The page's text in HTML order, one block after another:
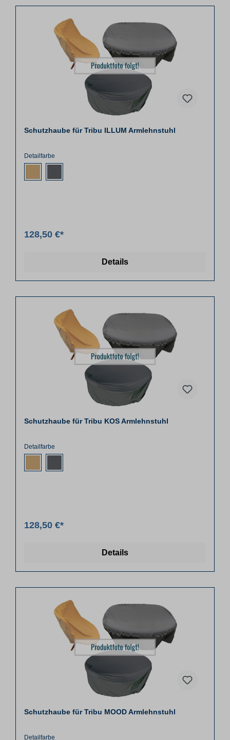
Schutzhaube für Tribu ILLUM Armlehnstuhl
Detailfarbe
128,50 €*
Details
Schutzhaube für Tribu KOS Armlehnstuhl
Detailfarbe
128,50 €*
Details
Schutzhaube für Tribu MOOD Armlehnstuhl
Detailfarbe